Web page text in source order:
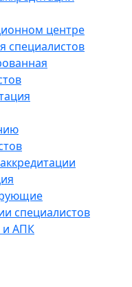
центре
специалистов
специалистов
и АПК